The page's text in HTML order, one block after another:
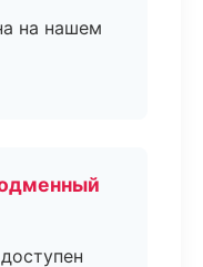
на нашем